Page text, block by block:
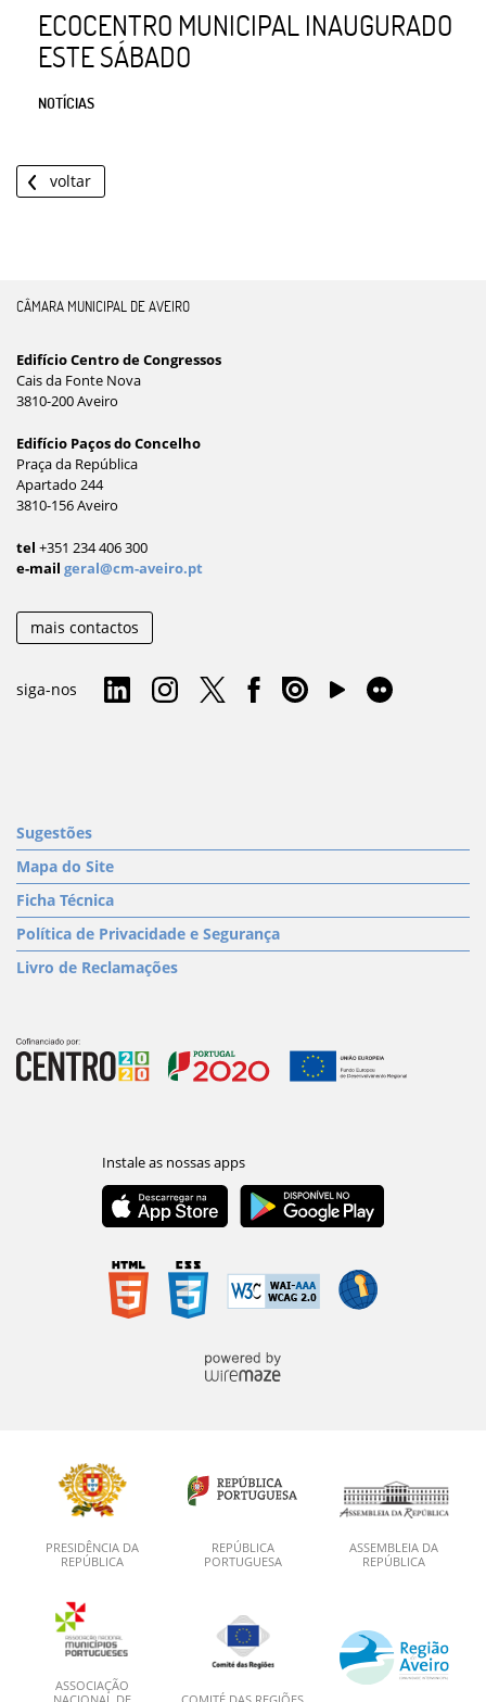
ECOCENTRO MUNICIPAL INAUGURADO
ESTE SÁBADO
NOTÍCIAS
voltar
CÂMARA MUNICIPAL DE AVEIRO
Edifício Centro de Congressos
Cais da Fonte Nova
3810-200 Aveiro
Edifício Paços do Concelho
Praça da República
Apartado 244
3810-156 Aveiro
tel +351 234 406 300
e-mail geral@cm-aveiro.pt
mais contactos
siga-nos
Sugestões
Mapa do Site
Ficha Técnica
Política de Privacidade e Segurança
Livro de Reclamações
PRESIDÊNCIA DA
REPÚBLICA
REPÚBLICA
PORTUGUESA
ASSEMBLEIA DA
REPÚBLICA
ASSOCIAÇÃO